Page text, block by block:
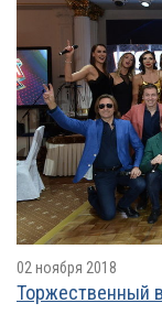
02 ноября 2018
Торжественный